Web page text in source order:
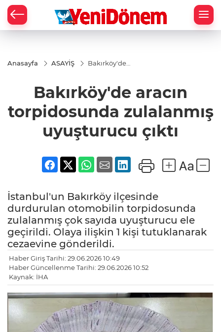
Anasayfa ASAYİŞ
Bakırköy'de
zulalanmış
uyuşturucu
çıktı
Bakırköy'de aracın
torpidosunda zulalanmış
uyuşturucu çıktı
İstanbul'un Bakırköy ilçesinde
durdurulan otomobilin torpidosunda
zulalanmış çok sayıda uyuşturucu ele
geçirildi. Olaya ilişkin 1 kişi tutuklanarak
cezaevine gönderildi.
Haber Giriş Tarihi: 29.06.2026 10:49
Haber Güncellenme Tarihi: 29.06.2026 10:52
Kaynak: İHA